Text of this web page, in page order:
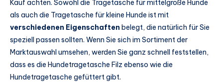
Kauf achten. Sowohl die Tragetasche für mittelgroße Hunde
als auch die Tragetasche für kleine Hunde ist mit
verschiedenen Eigenschaften belegt, die natürlich für Sie
speziell passen sollten. Wenn Sie sich im Sortiment der
Marktauswahl umsehen, werden Sie ganz schnell feststellen,
dass es die Hundetragetasche Filz ebenso wie die
Hundetragetasche gefüttert gibt.